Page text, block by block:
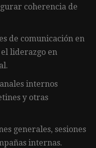
coherencia de
de comunicación en
liderazgo en
internos
y otras
generales, sesiones
internas.